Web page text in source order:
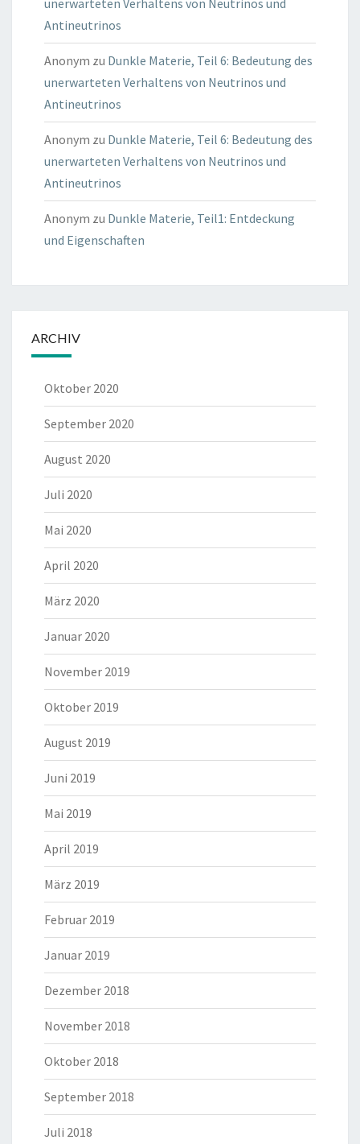
unerwarteten Verhaltens von Neutrinos und
Antineutrinos
Anonym zu Dunkle Materie, Teil 6: Bedeutung des
unerwarteten Verhaltens von Neutrinos und
Antineutrinos
Anonym zu Dunkle Materie, Teil 6: Bedeutung des
unerwarteten Verhaltens von Neutrinos und
Antineutrinos
Anonym zu Dunkle Materie, Teil1: Entdeckung
und Eigenschaften
ARCHIV
Oktober 2020
September 2020
August 2020
Juli 2020
Mai 2020
April 2020
März 2020
Januar 2020
November 2019
Oktober 2019
August 2019
Juni 2019
Mai 2019
April 2019
März 2019
Februar 2019
Januar 2019
Dezember 2018
November 2018
Oktober 2018
September 2018
Juli 2018